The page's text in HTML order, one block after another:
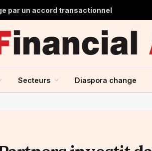
par un accord transactionnel
Secteurs Diaspora change